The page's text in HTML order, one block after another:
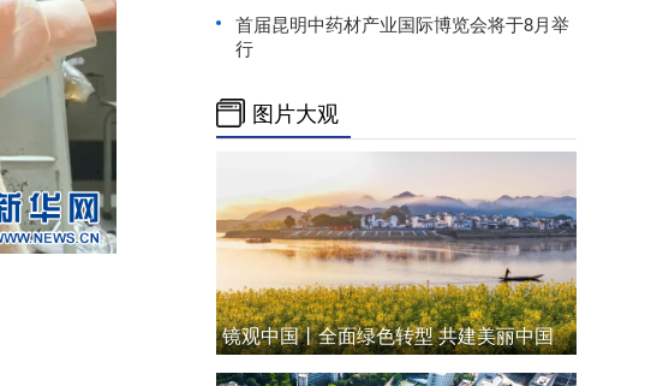
首届昆明中药材产业国际博览会将于8月举
行
图片大观
镜观中国丨全面绿色转型 共建美丽中国